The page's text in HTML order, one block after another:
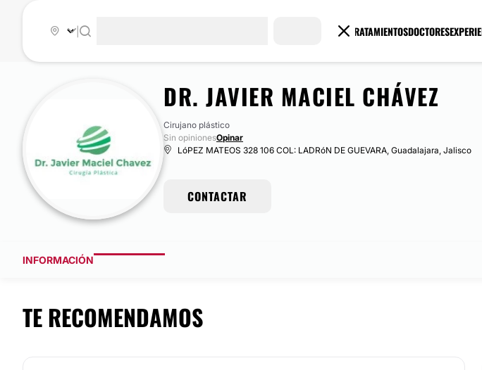
TRATAMIENTOSDOCTORES
DR. JAVIER MACIEL CHÁVEZ
Cirujano plástico
Sin opinionesOpinar
LóPEZ MATEOS 328 106 COL: LADRóN DE GUEVARA, Guadalajara, Jalisco
CONTACTAR
INFORMACIÓN
TE RECOMENDAMOS